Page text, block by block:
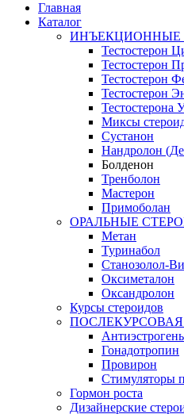
Главная
Каталог
ИНЪЕКЦИОННЫЕ
Тестостерон
Тестостерон
Тестостерон
Тестостерон
Тестостерона
Миксы
Сустанон
Нандролон
Болденон
Тренболон
Мастерон
Примоболан
ОРАЛЬНЫЕ
Метан
Туринабол
Станозолол-
Оксиметалон
Оксандролон
Курсы стероидов
Гонадотропин
Провирон
Стимуляторы
Гормон роста
Дизайнерские